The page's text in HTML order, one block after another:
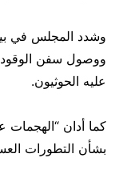
وشدد المجلس في
ووصول سفن الوقود
عليه الحوثيون.
كما أدان “الهجمات
بشأن التطورات